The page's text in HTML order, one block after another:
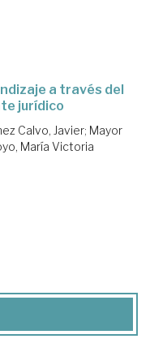
a través del
jurídico
Calvo, Javier; Mayor
María Victoria